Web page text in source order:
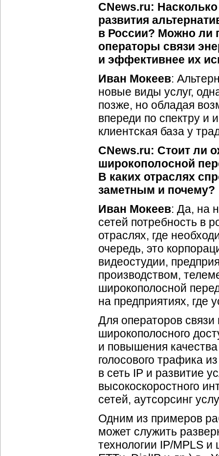
CNews.ru:
развития
в России? Можно ли
операторы связи
и эффективнее их
Иван Мокеев:
новые виды услуг,
позже, но обладая
впереди по спектру и
клиентская база у
CNews.ru: Стоит ли
широкополосной
В каких отраслях
заметным и почему?
Иван Мокеев: Да, на
сетей потребность в
отраслях, где
очередь, это
видеостудии,
производством,
широкополосной
на предприятиях, где
Для операторов
широкополосного
и повышения
голосового трафика
в сеть IP и развитие
высокоскоростного
сетей, аутсорсинг
Одним из примеров
может служить
технологии IP/MPLS